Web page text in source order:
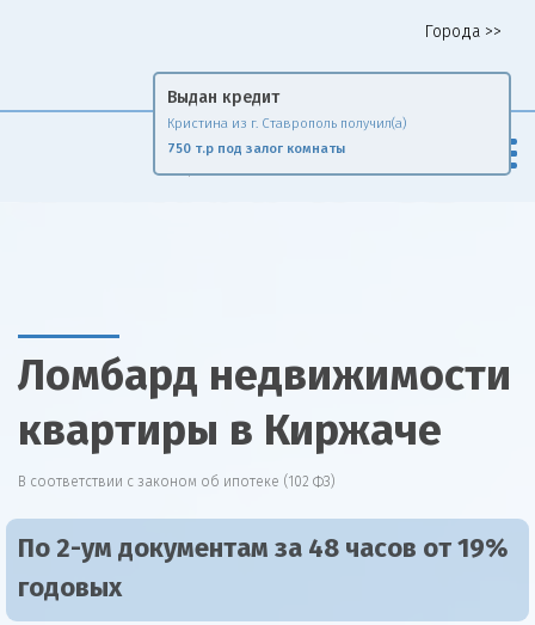
Города >>
FinRise
Ломбард недвижимости
квартиры в Киржаче
В соответствии с законом об ипотеке (102 ФЗ)
По 2-ум документам за 48 часов от 19%
годовых
Выдан кредит
Кристина из г. Ставрополь получил(а)
750 т.р под залог комнаты